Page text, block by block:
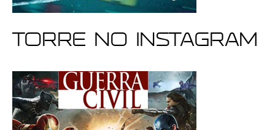
Torre no Instagram